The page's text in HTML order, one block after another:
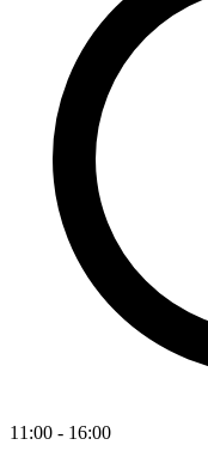
11:00 - 16:00